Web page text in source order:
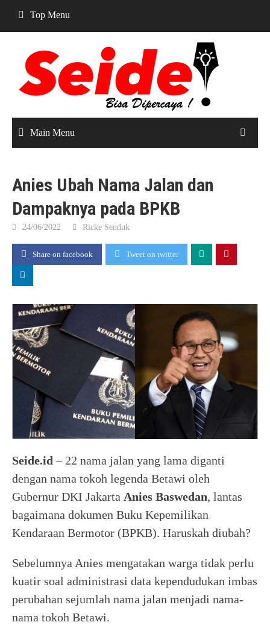
content
Top Menu
Main Menu
Anies Ubah Nama Jalan dan
Dampaknya pada BPKB
24/06/2022 Ricke Senduk
Share on facebook Tweet on twitter
Seide.id – 22 nama jalan yang lama diganti
dengan nama tokoh legenda Betawi oleh
Gubernur DKI Jakarta Anies Baswedan, lantas
bagaimana dokumen Buku Kepemilikan
Kendaraan Bermotor (BPKB). Haruskah diubah?
Sebelumnya Anies mengatakan warga tidak perlu
kuatir soal administrasi data kependudukan imbas
perubahan sejumlah nama jalan menjadi nama-
nama tokoh Betawi.